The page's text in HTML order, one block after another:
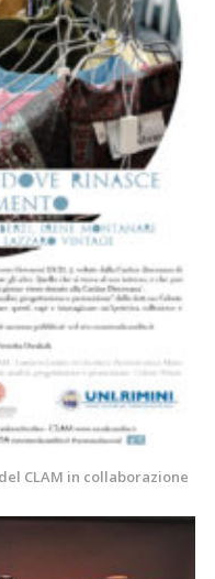
CLAM in collaborazione